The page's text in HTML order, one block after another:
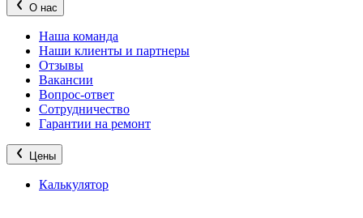
О нас
Наша команда
Наши клиенты и партнеры
Отзывы
Вакансии
Вопрос-ответ
Сотрудничество
Гарантии на ремонт
Цены
Калькулятор